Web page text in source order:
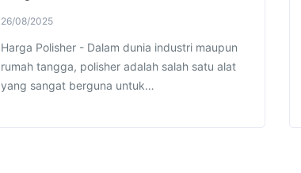
26/08/2025
Harga Polisher - Dalam dunia industri maupun
rumah tangga, polisher adalah salah satu alat
yang sangat berguna untuk…